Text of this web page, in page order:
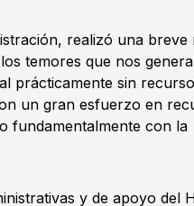
realizó una breve
temores que nos
prácticamente sin
un gran esfuerzo en
fundamentalmente con la
y de apoyo del